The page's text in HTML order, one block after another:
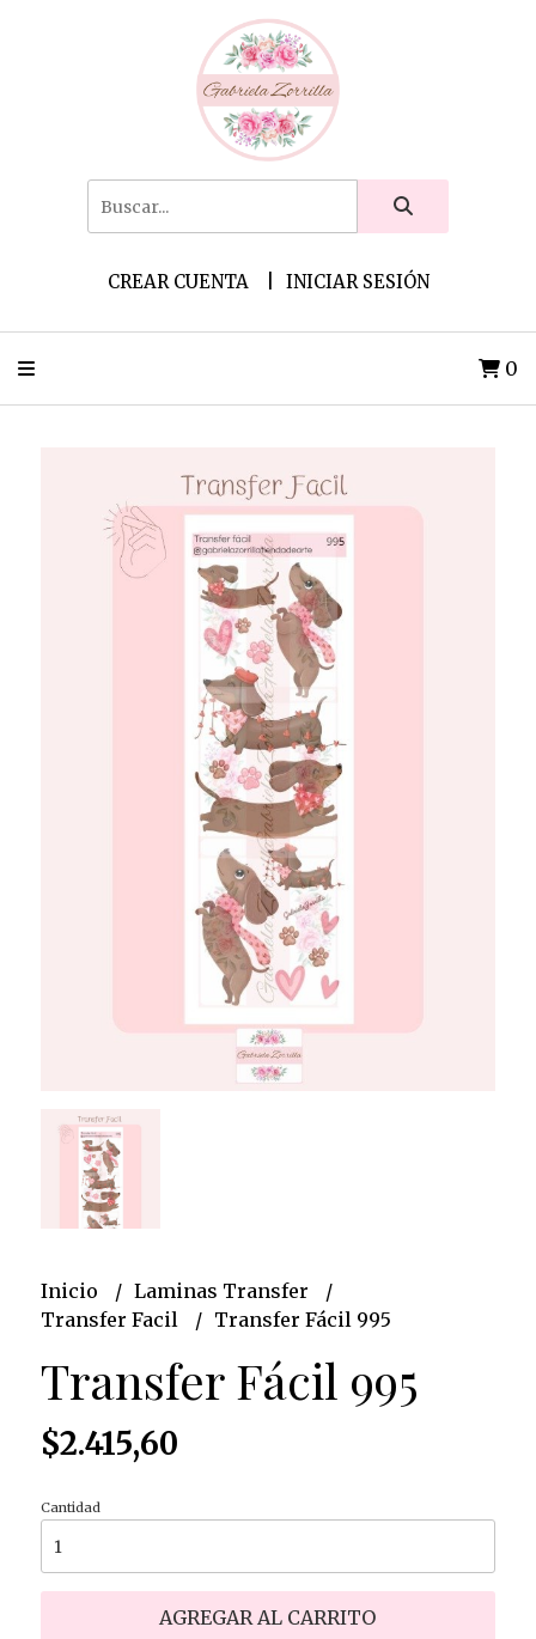
CREAR CUENTA INICIAR SESIÓN
0
Inicio
Laminas Transfer
Transfer Facil
Transfer Fácil 995
Transfer Fácil 995
$2.415,60
Cantidad
AGREGAR AL CARRITO